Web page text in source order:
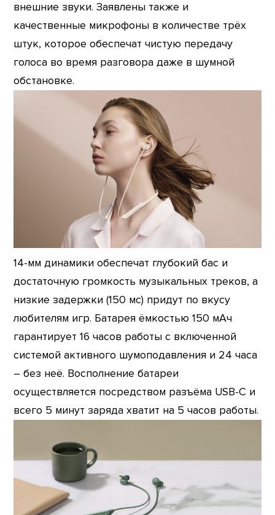
внешние звуки. Заявлены также и
качественные микрофоны в количестве трёх
штук, которое обеспечат чистую передачу
голоса во время разговора даже в шумной
обстановке.
14-мм динамики обеспечат глубокий бас и
достаточную громкость музыкальных треков, а
низкие задержки (150 мс) придут по вкусу
любителям игр. Батарея ёмкостью 150 мАч
гарантирует 16 часов работы с включенной
системой активного шумоподавления и 24 часа
– без неё. Восполнение батареи
осуществляется посредством разъёма USB-C и
всего 5 минут заряда хватит на 5 часов работы.